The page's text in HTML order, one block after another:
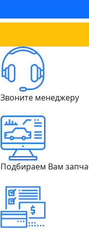
Звоните менеджеру
Подбираем Вам